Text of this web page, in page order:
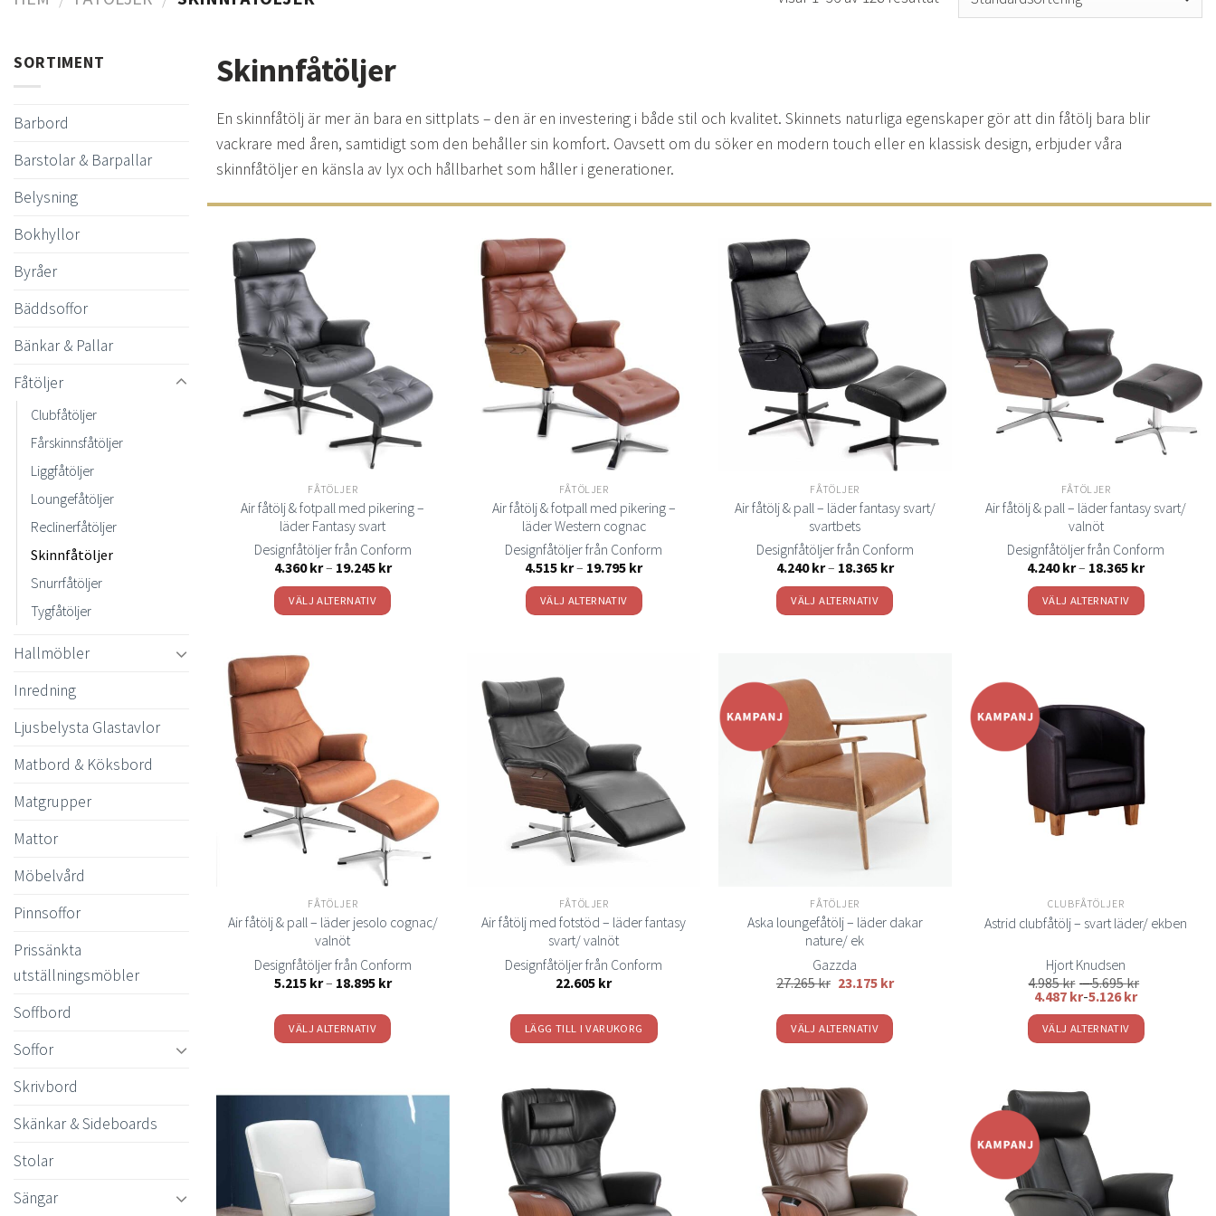
SORTIMENT
Barbord
Barstolar & Barpallar
Belysning
Bokhyllor
Byråer
Bäddsoffor
Bänkar & Pallar
Fåtöljer
Clubfåtöljer
Fårskinnsfåtöljer
Liggfåtöljer
Loungefåtöljer
Reclinerfåtöljer
Skinnfåtöljer
Snurrfåtöljer
Tygfåtöljer
Hallmöbler
Inredning
Ljusbelysta Glastavlor
Matbord & Köksbord
Matgrupper
Mattor
Möbelvård
Pinnsoffor
Prissänkta
utställningsmöbler
Soffbord
Soffor
Skrivbord
Skänkar & Sideboards
Stolar
Sängar
Skinnfåtöljer
En skinnfåtölj är mer än bara en sittplats – den är en investering i både stil och kvalitet. Skinnets naturliga egenskaper gör att din fåtölj bara blir
vackrare med åren, samtidigt som den behåller sin komfort. Oavsett om du söker en modern touch eller en klassisk design, erbjuder våra
skinnfåtöljer en känsla av lyx och hållbarhet som håller i generationer.
FÅTÖLJER
Air fåtölj & fotpall med pikering –
läder Fantasy svart
Designfåtöljer från Conform
4.360kr– 19.245 krPrisintervall:
till
19.245 kr
VÄLJ ALTERNATIV
varianter.
De
olika
alternativen
kan
väljas
produktsidan
FÅTÖLJER
Air fåtölj & fotpall med pikering –
läder Western cognac
Designfåtöljer från Conform
4.515 kr– 19.795 krPrisintervall:
till
19.795 kr
VÄLJ ALTERNATIV
varianter.
De
olika
alternativen
kan
produktsidan
FÅTÖLJER
Air fåtölj & pall – läder fantasy svart/
svartbets
Designfåtöljer från Conform
4.240kr– 18.365 krPrisintervall:
till
18.365 kr
VÄLJ ALTERNATIV
flera
varianter.
De
olika
alternativen
väljas
produktsidan
FÅTÖLJER
Air fåtölj & pall – läder fantasy svart/
valnöt
Designfåtöljer från Conform
4.240kr– 18.365 krPrisintervall:
till
18.365 kr
VÄLJ ALTERNATIV
flera
varianter.
De
olika
alternativen
produktsidan
FÅTÖLJER
Air fåtölj & pall – läder jesolo cognac/
valnöt
Designfåtöljer från Conform
5.215 kr– 18.895 krPrisintervall:
18.895 kr
VÄLJ ALTERNATIV
produkten
varianter.
De
olika
önskelistan
FÅTÖLJER
Air fåtölj med fotstöd – läder fantasy
svart/ valnöt
Designfåtöljer från Conform
22.605 kr
LÄGG TILL I VARUKORG
Lägg
till i
önskelistan
FÅTÖLJER
Aska loungefåtölj – läder dakar
nature/ ek
Gazzda
27.265kr 23.175 kr
VÄLJ ALTERNATIV
produkten
har
flera
varianter.
olika
CLUBFÅTÖLJER
Astrid clubfåtölj – svart läder/ ekben
Hjort Knudsen
4.985kr –5.695kr
5.695 kr
4.487 kr-5.126kr
VÄLJ ALTERNATIV
produkten
har
flera
varianter.
olika
önskelistan
önskelistan
önskelistan